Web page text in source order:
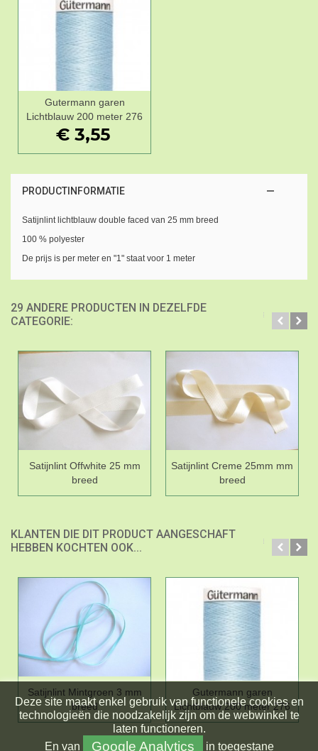
Gutermann garen
Lichtblauw 200 meter 276
€ 3,55
PRODUCTINFORMATIE
Satijnlint lichtblauw double faced van 25 mm breed
100 % polyester
De prijs is per meter en "1" staat voor 1 meter
29 ANDERE PRODUCTEN IN DEZELFDE
CATEGORIE:
Satijnlint Offwhite 25 mm
breed
Satijnlint Creme 25mm mm
breed
KLANTEN DIE DIT PRODUCT AANGESCHAFT
HEBBEN KOCHTEN OOK...
Satijnlint Mintgroen 3 mm
breed
Gutermann garen
Lichtblauw 200 meter 276
Deze site maakt enkel gebruik van functionele cookies en
technologieën die noodzakelijk zijn om de webwinkel te
laten functioneren.
En van Google Analytics in toegestane